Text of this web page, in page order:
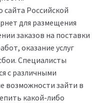
Российской
для размещения
заказов на поставки
оказание услуг
Специалисты
с различными
возможности зайти в
какой-либо